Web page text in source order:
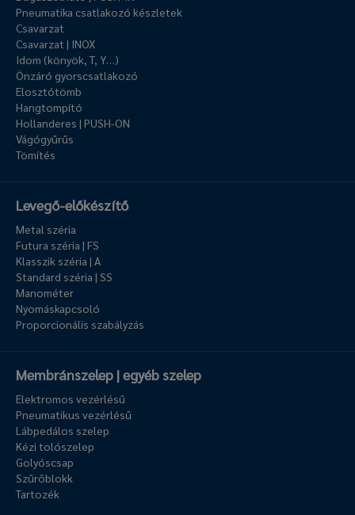
Pneumatika csatlakozó készletek
Csavarzat
Csavarzat | INOX
Idom (könyök, T, Y…)
Önzáró gyorscsatlakozó
Elosztótömb
Hangtompító
Hollanderes | PUSH-ON
Vágógyűrűs
Tömítés
Levegő-előkészítő
Metal széria
Futura széria | FS
Klasszik széria | A
Standard széria | SS
Manométer
Nyomáskapcsoló
Proporcionális szabályzás
Membránszelep | egyéb szelep
Elektromos vezérlésű
Pneumatikus vezérlésű
Lábpedálos szelep
Kézi tolószelep
Golyóscsap
Szűrőblokk
Tartozék